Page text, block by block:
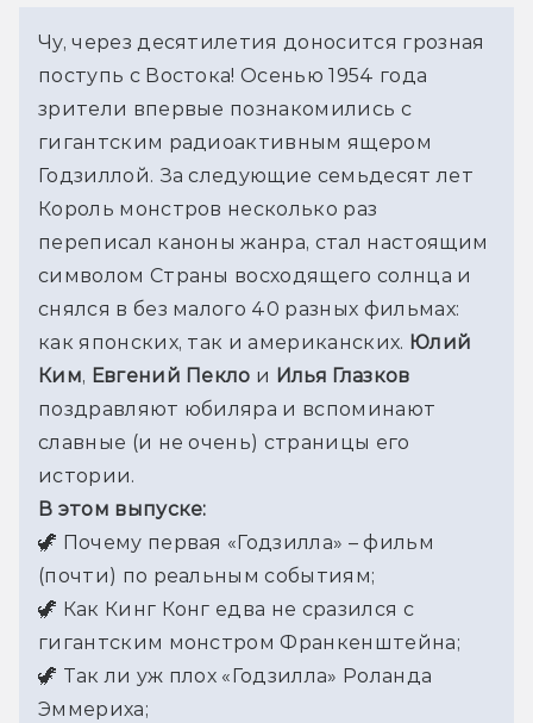
Чу, через десятилетия доносится грозная
поступь с Востока! Осенью 1954 года
зрители впервые познакомились с
гигантским радиоактивным ящером
Годзиллой. За следующие семьдесят лет
Король монстров несколько раз
переписал каноны жанра, стал настоящим
символом Страны восходящего солнца и
снялся в без малого 40 разных фильмах:
как японских, так и американских. Юлий
Ким, Евгений Пекло и Илья Глазков
поздравляют юбиляра и вспоминают
славные (и не очень) страницы его
истории.
В этом выпуске:
🦖 Почему первая «Годзилла» – фильм
(почти) по реальным событиям;
🦖 Как Кинг Конг едва не сразился с
гигантским монстром Франкенштейна;
🦖 Так ли уж плох «Годзилла» Роланда
Эммериха;